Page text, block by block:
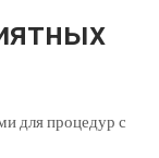
для процедур с